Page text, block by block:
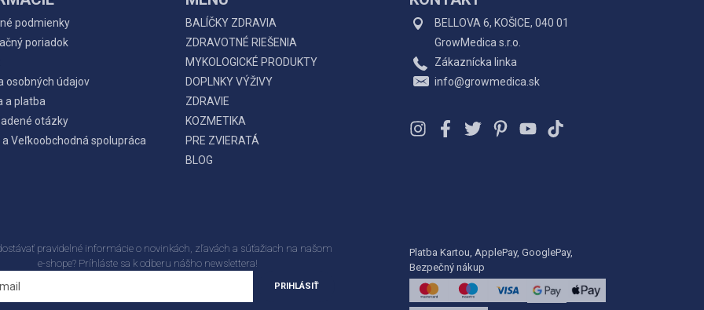
podmienky
poriadok
osobných údajov
a platba
otázky
a Veľkoobchodná spolupráca
BALÍČKY ZDRAVIA
ZDRAVOTNÉ RIEŠENIA
MYKOLOGICKÉ PRODUKTY
DOPLNKY VÝŽIVY
ZDRAVIE
KOZMETIKA
PRE ZVIERATÁ
BLOG
BELLOVA 6, KOŠICE, 040 01
GrowMedica s.r.o.
Zákaznícka linka
info@growmedica.sk
pravidelné informácie o novinkách, zľavách a súťažiach na našom
e-shope? Príhláste sa k odberu nášho newslettera!
PRIHLÁSIŤ
Platba Kartou, ApplePay, GooglePay,
Bezpečný nákup